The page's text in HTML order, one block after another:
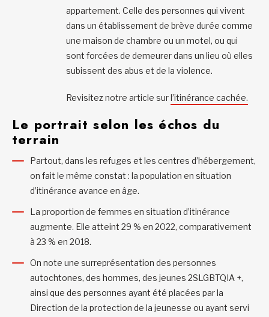
appartement. Celle des personnes qui vivent
dans un établissement de brève durée comme
une maison de chambre ou un motel, ou qui
sont forcées de demeurer dans un lieu où elles
subissent des abus et de la violence.
Revisitez notre article surl’itinérance cachée.
Le portrait selon les échos du
terrain
Partout, dans les refuges et les centres d’hébergement,
on fait le même constat : la population en situation
d’itinérance avance en âge.
La proportion de femmes en situation d’itinérance
augmente. Elle atteint 29 % en 2022, comparativement
à 23 % en 2018.
On note une surreprésentation des personnes
autochtones, des hommes, des jeunes 2SLGBTQIA +,
ainsi que des personnes ayant été placées par la
Direction de la protection de la jeunesse ou ayant servi